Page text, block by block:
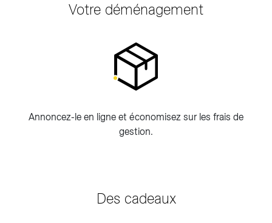
Votre déménagement
Annoncez-le en ligne et économisez sur les frais de
gestion.
Des cadeaux